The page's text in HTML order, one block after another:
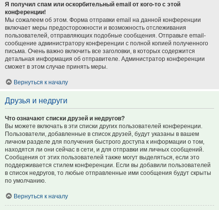
Я получил спам или оскорбительный email от кого-то с этой
конференции!
Мы сожалеем об этом. Форма отправки email на данной конференции
включает меры предосторожности и возможность отслеживания
пользователей, отправляющих подобные сообщения. Отправьте email-
сообщение администратору конференции с полной копией полученного
письма. Очень важно включить все заголовки, в которых содержится
детальная информация об отправителе. Администратор конференции
сможет в этом случае принять меры.
Вернуться к началу
Друзья и недруги
Что означают списки друзей и недругов?
Вы можете включать в эти списки других пользователей конференции.
Пользователи, добавленные в список друзей, будут указаны в вашем
личном разделе для получения быстрого доступа к информации о том,
находятся ли они сейчас в сети, и для отправки им личных сообщений.
Сообщения от этих пользователей также могут выделяться, если это
поддерживается стилем конференции. Если вы добавили пользователей
в список недругов, то любые отправленные ими сообщения будут скрыты
по умолчанию.
Вернуться к началу